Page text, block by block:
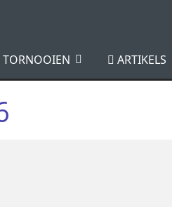
TORNOOIEN ARTIKELS